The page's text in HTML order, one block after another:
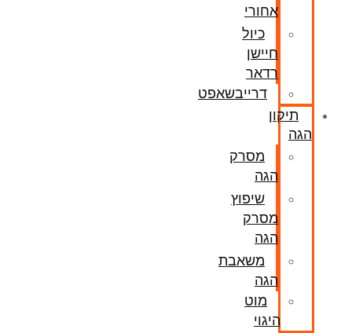
אחורי
כיול
חיישן
רדאר
דרייבשאפט
תיקון
הגה
מסרק
הגה
שיפוץ
מסרק
הגה
משאבת
הגה
מוט
היגוי